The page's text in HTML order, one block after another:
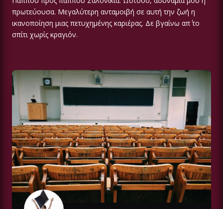
πρωτεύουσα. Μεγαλύτερη ανταμοιβή σε αυτή την ζωή η
ικανοποίηση μιας πετυχημένης καριέρας. Δε βγαίνω απ΄ το
σπίτι χωρίς κραγιόν.